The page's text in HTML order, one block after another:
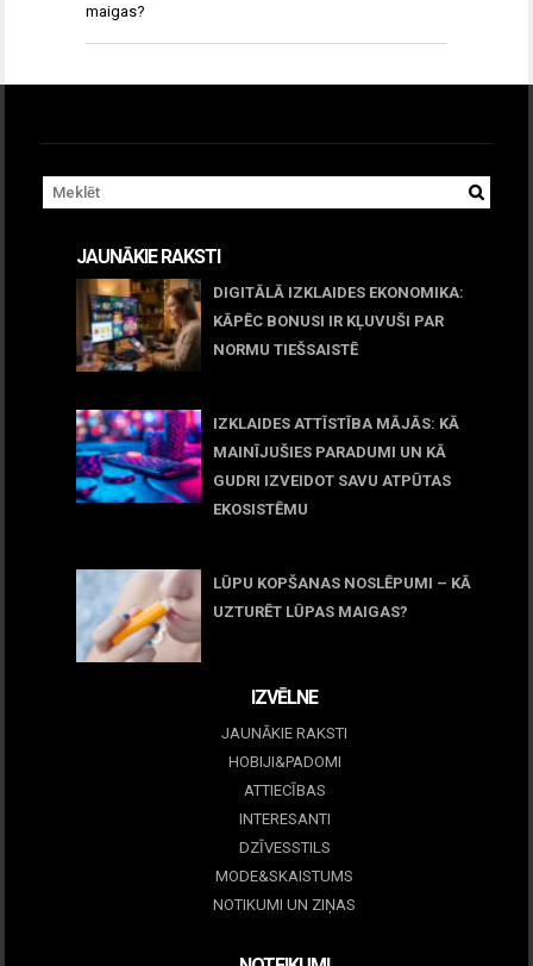
maigas?
JAUNĀKIE RAKSTI
DIGITĀLĀ IZKLAIDES EKONOMIKA:
KĀPĒC BONUSI IR KĻUVUŠI PAR
NORMU TIEŠSAISTĒ
IZKLAIDES ATTĪSTĪBA MĀJĀS: KĀ
MAINĪJUŠIES PARADUMI UN KĀ
GUDRI IZVEIDOT SAVU ATPŪTAS
EKOSISTĒMU
LŪPU KOPŠANAS NOSLĒPUMI – KĀ
UZTURĒT LŪPAS MAIGAS?
IZVĒLNE
JAUNĀKIE RAKSTI
HOBIJI&PADOMI
ATTIECĪBAS
INTERESANTI
DZĪVESSTILS
MODE&SKAISTUMS
NOTIKUMI UN ZIŅAS